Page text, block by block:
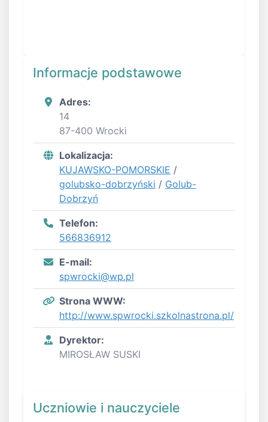
Informacje podstawowe
Adres:
14
87-400 Wrocki
Lokalizacja:
KUJAWSKO-POMORSKIE /
golubsko-dobrzyński / Golub-
Dobrzyń
Telefon:
566836912
E-mail:
spwrocki@wp.pl
Strona WWW:
http://www.spwrocki.szkolnastrona.pl/
Dyrektor:
MIROSŁAW SUSKI
Uczniowie i nauczyciele